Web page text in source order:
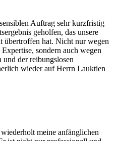
Auftrag sehr kurzfristig
geholfen, das unsere
übertroffen hat. Nicht nur wegen
sondern auch wegen
der reibungslosen
wieder auf Herrn Lauktien
meine anfänglichen